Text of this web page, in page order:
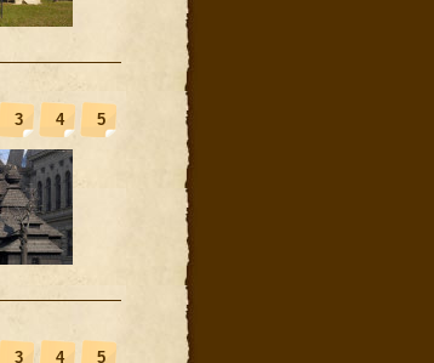
3 4 5
3 4 5